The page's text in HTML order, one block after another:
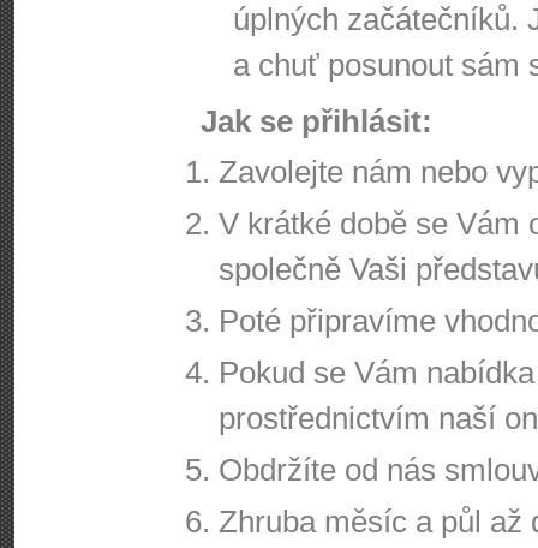
úplných začátečníků.
a chuť posunout sám
Jak se přihlásit:
Zavolejte nám nebo
V krátké době se Vám
společně Vaši
Poté připravíme
Pokud se Vám
prostřednictvím naší
Obdržíte od nás
Zhruba měsíc a půl až